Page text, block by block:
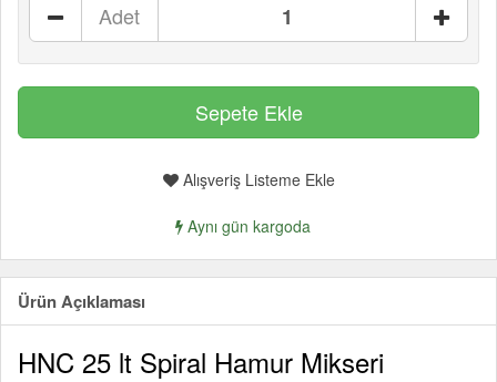
Adet
Alışveriş Listeme Ekle
Aynı gün kargoda
Ürün Açıklaması
HNC 25 lt Spiral Hamur Mikseri